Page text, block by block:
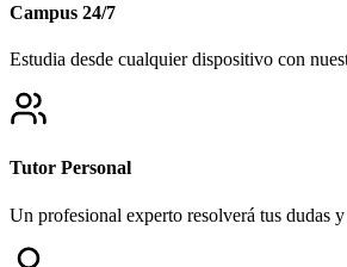
Campus 24/7
Estudia desde cualquier dispositivo con
Tutor Personal
Un profesional experto resolverá tus dudas